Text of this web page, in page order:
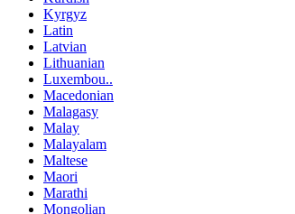
Kyrgyz
Latin
Latvian
Lithuanian
Luxembou..
Macedonian
Malagasy
Malay
Malayalam
Maltese
Maori
Marathi
Mongolian